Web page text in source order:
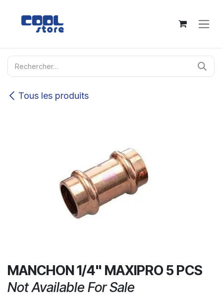
Tous les produits
MANCHON 1/4" MAXIPRO 5 PCS
Not Available For Sale